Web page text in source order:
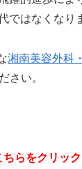
ではなくなり
湘南美容外科
さい。
ちらをクリック